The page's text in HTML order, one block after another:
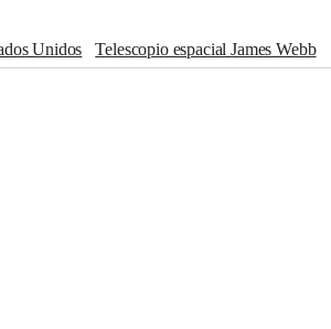
Unidos telescopio espacial James Webb